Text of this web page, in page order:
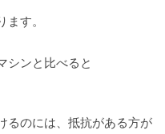
す。
シンと比べると
るのには、抵抗がある方が